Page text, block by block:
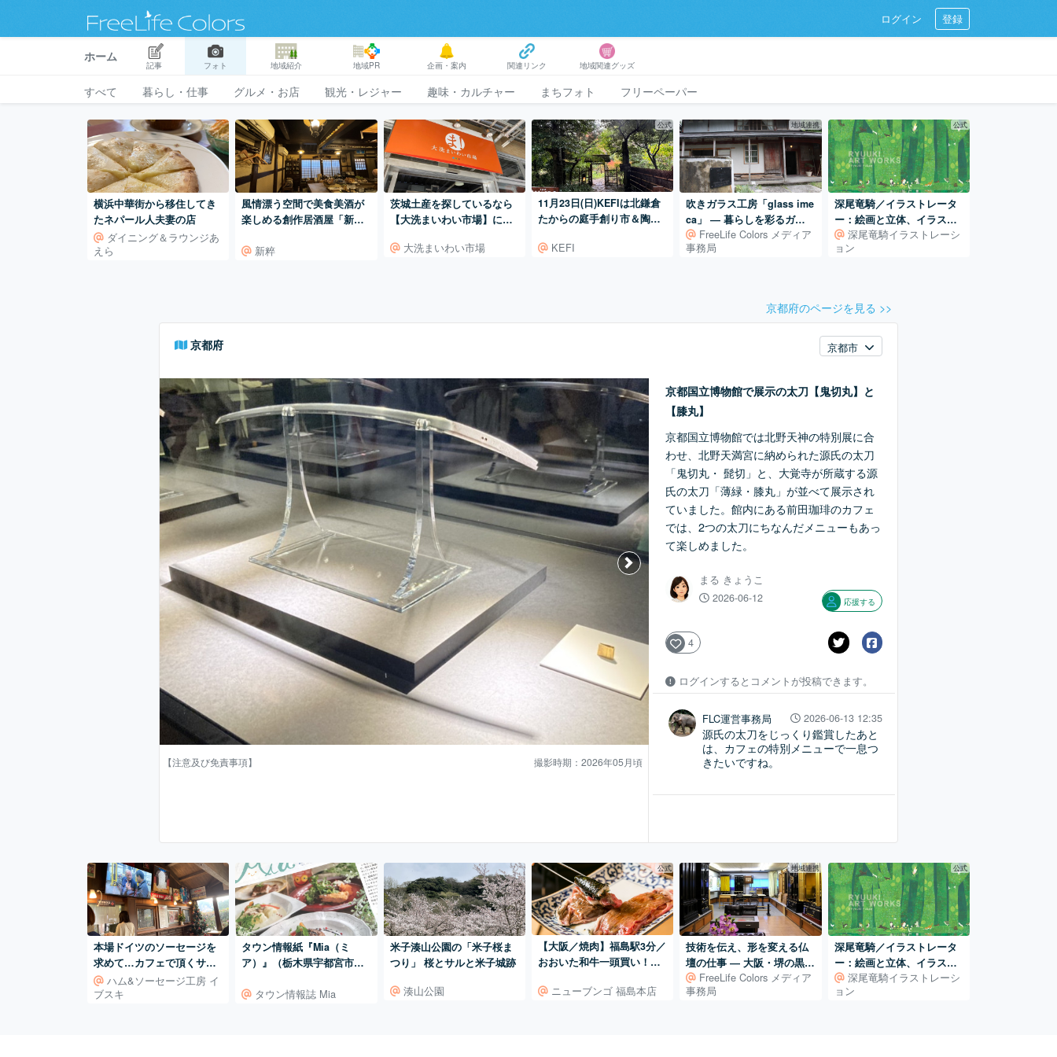
ログイン 登録
ホーム
記事 フォト 地域紹介 地域PR 企画・案内 関連リンク 地域関連グッズ
すべて 暮らし・仕事 グルメ・お店 観光・レジャー 趣味・カルチャー まちフォト フリーペーパー
横浜中華街から移住してき
たネパール人夫妻の店
ダイニング＆ラウンジあ
えら
風情漂う空間で美食美酒が
楽しめる創作居酒屋「新
新粹
茨城土産を探しているなら
【大洗まいわい市場】に行
大洗まいわい市場
公式
11月23日(日)KEFIは北鎌倉
たからの庭手創り市＆陶器
KEFI
地域連携
吹きガラス工房「glass ime
ca」 ― 暮らしを彩るガラ
スづくり／滋賀・葛川
FreeLife Colors メディア
事務局
公式
深尾竜騎／イラストレータ
ー：絵画と立体、イラスト
レーションの世界
深尾竜騎イラストレーシ
ョン
京都府のページを見る >>
京都府 京都市
【注意及び免責事項】 撮影時期：2026年05月頃
京都国立博物館で展示の太刀【鬼切丸】と
【膝丸】
京都国立博物館では北野天神の特別展に合
わせ、北野天満宮に納められた源氏の太刀
「鬼切丸・ 髭切」と、大覚寺が所蔵する源
氏の太刀「薄緑・膝丸」が並べて展示され
ていました。館内にある前田珈琲のカフェ
では、2つの太刀にちなんだメニューもあっ
て楽しめました。
まる きょうこ
2026-06-12 応援する
4
ログインするとコメントが投稿できます。
FLC運営事務局 2026-06-13 12:35
源氏の太刀をじっくり鑑賞したあと
は、カフェの特別メニューで一息つ
きたいですね。
本場ドイツのソーセージを
求めて…カフェで頂くサン
ドとコーヒーに舌鼓♪
ハム&ソーセージ工房 イ
ブスキ
タウン情報紙『Mia（ミ
ア）』（栃木県宇都宮市内
プラリー開催中（9/30ま
タウン情報誌 Mia
米子湊山公園の「米子桜ま
つり」 桜とサルと米子城跡
湊山公園
公式
【大阪／焼肉】福島駅3分／
おおいた和牛一頭買い！お
ニューブンゴ 福島本店
地域連携
技術を伝え、形を変える仏
壇の仕事 ― 大阪・堺の黒澤
商店FreeLife Colors メディア
事務局
公式
深尾竜騎／イラストレータ
ー：絵画と立体、イラスト
レーションの世界
深尾竜騎イラストレーシ
ョン